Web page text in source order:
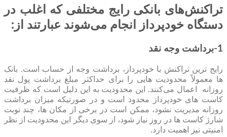
تراکنش‌های بانکی رایج مختلفی که اغلب در
دستگاه خودپرداز انجام می‌شوند عبارتند از:
1-برداشت وجه نقد
رایج ترین تراکنش با خودپرداز، برداشت وجه از حساب است. بانک‌
ها معمولاً محدودیت ‌هایی را برای حداکثر مبلغ برداشت پول نقد
روزانه اعمال می‌کنند. این محدودیت به این دلیل است که ظرفیت
کاست های خودپرداز محدود است و در صورتیکه میزان برداشت
روزانه مدیریت نشود، ممکن است در برخی از مکان ها، چند نوبت
شارژ کاست ها در روز نیاز شود، از سوی دیگر این محدودیت از نظر
امنیتی نیز اهمیت دارد.